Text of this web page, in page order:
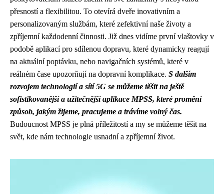
přesností a flexibilitou. To otevírá dveře inovativním a
personalizovaným službám, které zefektivní naše životy a
zpříjemní každodenní činnosti. Již dnes vidíme první vlaštovky v
podobě aplikací pro sdílenou dopravu, které dynamicky reagují
na aktuální poptávku, nebo navigačních systémů, které v
reálném čase upozorňují na dopravní komplikace. S dalším
rozvojem technologií a sítí 5G se můžeme těšit na ještě
sofistikovanější a užitečnější aplikace MPSS, které promění
způsob, jakým žijeme, pracujeme a trávíme volný čas.
Budoucnost MPSS je plná příležitostí a my se můžeme těšit na
svět, kde nám technologie usnadní a zpříjemní život.